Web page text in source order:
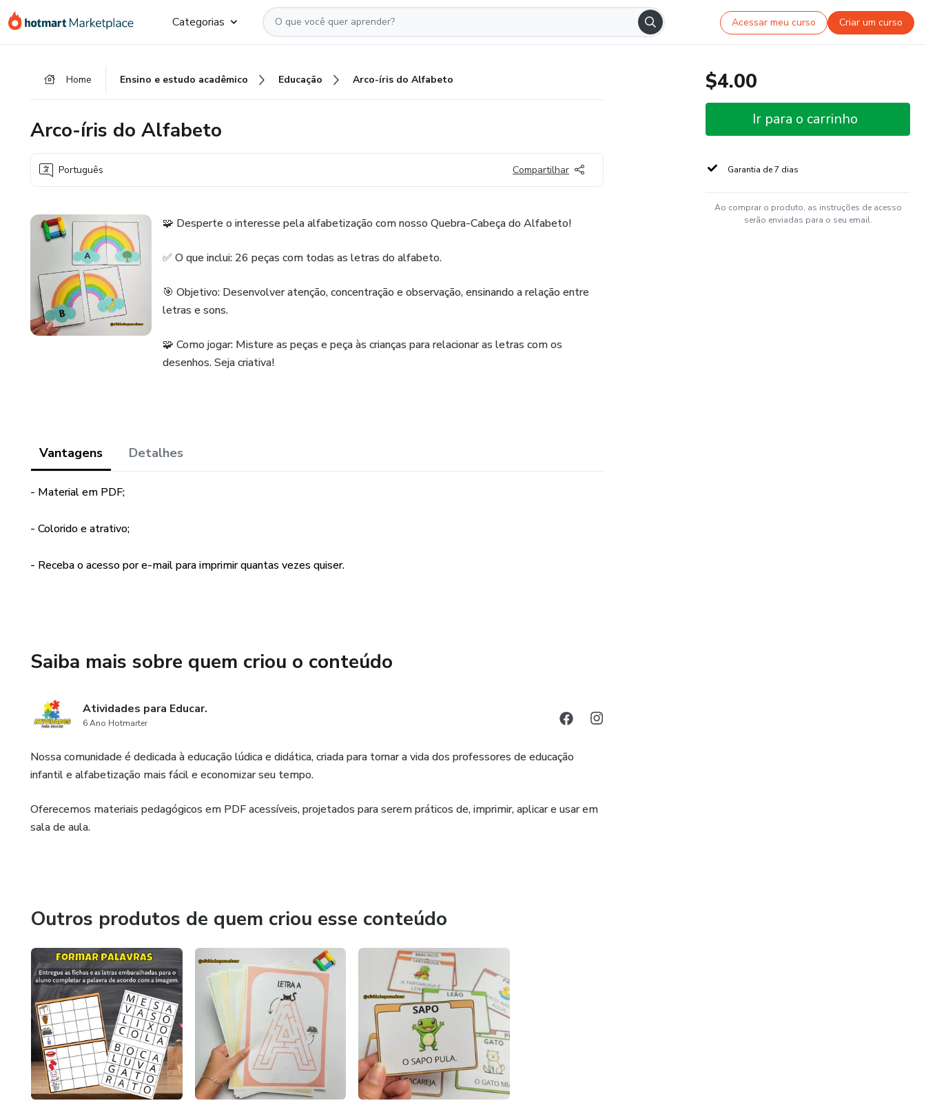
para
para
para
Categorias Acessar meu curso Criar um curso
Home Ensino e estudo acadêmico Educação Arco-íris do Alfabeto
Arco-íris do Alfabeto
Português Compartilhar
🧩 Desperte o interesse pela alfabetização com nosso Quebra-Cabeça do Alfabeto!
✅ O que inclui: 26 peças com todas as letras do alfabeto.
🎯 Objetivo: Desenvolver atenção, concentração e observação, ensinando a relação entre
letras e sons.
🧩 Como jogar: Misture as peças e peça às crianças para relacionar as letras com os
desenhos. Seja criativa!
Vantagens Detalhes
- Material em PDF;
- Colorido e atrativo;
- Receba o acesso por e-mail para imprimir quantas vezes quiser.
Saiba mais sobre quem criou o conteúdo
Atividades para Educar.
6 Ano Hotmarter
Nossa comunidade é dedicada à educação lúdica e didática, criada para tornar a vida dos professores de educação
infantil e alfabetização mais fácil e economizar seu tempo.
Oferecemos materiais pedagógicos em PDF acessíveis, projetados para serem práticos de, imprimir, aplicar e usar em
sala de aula.
Outros produtos de quem criou esse conteúdo
$4.00
Ir para o carrinho
Garantia de 7 dias
Ao comprar o produto, as instruções de acesso
serão enviadas para o seu email.